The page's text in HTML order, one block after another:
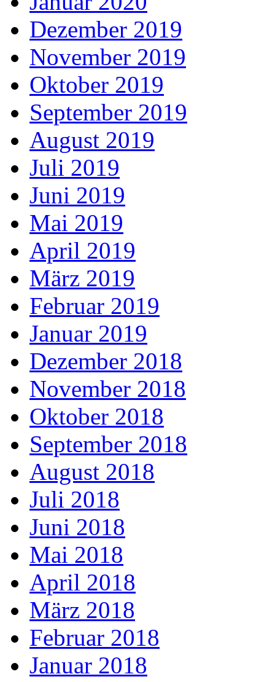
Dezember 2019
November 2019
Oktober 2019
September 2019
August 2019
Juli 2019
Juni 2019
Mai 2019
April 2019
März 2019
Februar 2019
Januar 2019
Dezember 2018
November 2018
Oktober 2018
September 2018
August 2018
Juli 2018
Juni 2018
Mai 2018
April 2018
März 2018
Februar 2018
Januar 2018